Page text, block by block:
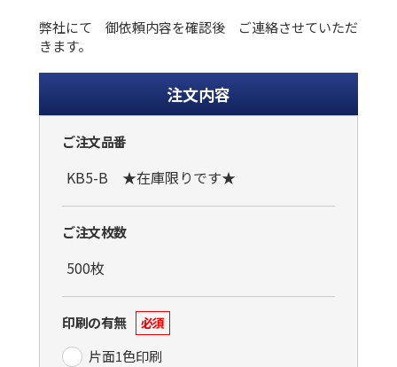
弊社にて 御依頼内容を確認後 ご連絡させていただ
きます。
注文内容
ご注文品番
ご注文枚数
印刷の有無 必須
片面1色印刷